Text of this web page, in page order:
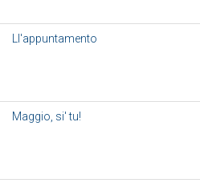
Ll'appuntamento
Maggio, si' tu!